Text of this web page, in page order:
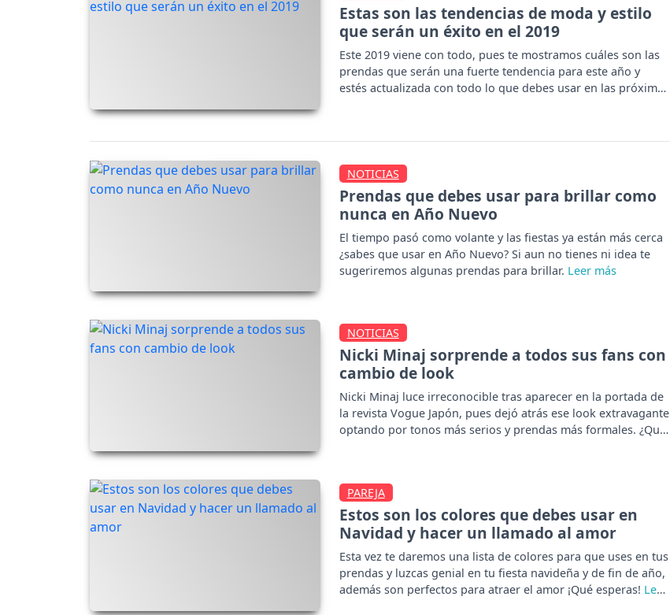
Estas son las tendencias de moda y estilo
que serán un éxito en el 2019
Este 2019 viene con todo, pues te mostramos cuáles son las
prendas que serán una fuerte tendencia para este año y
estés actualizada con todo lo que debes usar en las próximas
NOTICIAS
Prendas que debes usar para brillar como
nunca en Año Nuevo
El tiempo pasó como volante y las fiestas ya están más cerca
¿sabes que usar en Año Nuevo? Si aun no tienes ni idea te
sugeriremos algunas prendas para brillar.
NOTICIAS
Nicki Minaj sorprende a todos sus fans con
cambio de look
Nicki Minaj luce irreconocible tras aparecer en la portada de
la revista Vogue Japón, pues dejó atrás ese look extravagante
optando por tonos más serios y prendas más formales. ¿Qué
PAREJA
Estos son los colores que debes usar en
Navidad y hacer un llamado al amor
Esta vez te daremos una lista de colores para que uses en tus
prendas y luzcas genial en tu fiesta navideña y de fin de año,
además son perfectos para atraer el amor ¡Qué esperas!